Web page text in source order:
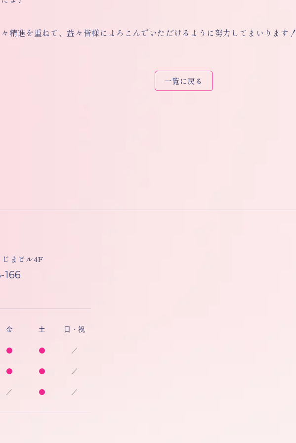
精進を重ねて、益々皆様によろこんでいただけるように努力してまいります！
一覧に戻る
じまビル4F
166
金 土 日・祝
／
／
／ ／